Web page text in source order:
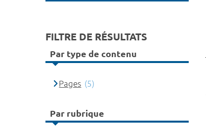
FILTRE DE RÉSULTATS
Par type de contenu
Pages (5)
Par rubrique